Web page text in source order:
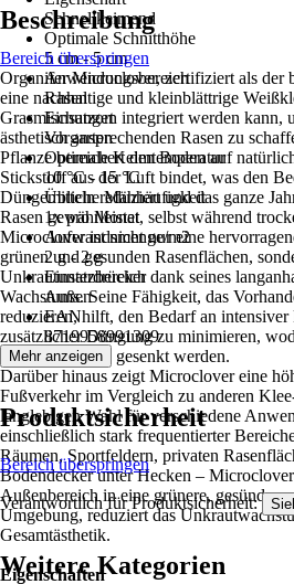
Schnellkeimend
Optimale Schnitthöhe
5 cm - 5 cm
Anwendungsbereich
Rasen
Einsatzort
Vorgarten
Optimale Keimtemperatur
10 °C - 15 °C
Übliche Mähhäufigkeit
1x pro Monat
Aufwandsmenge/m2
2 g - 2 g
Einsatzbereich
Außen
EAN
8719958991309
Beschreibung
Bereich überspringen
Organifer Microclover, zertifiziert als der
eine nachhaltige und kleinblättrige
Grasmischungen integriert werden kann,
ästhetisch ansprechenden Rasen zu
Pflanze bereichert den Boden auf
Stickstoff aus der Luft bindet, was den
Düngemitteln reduziert und das ganze
Rasen gewährleistet, selbst während
Microclover ist nicht nur eine
grünen und gesunden Rasenflächen,
Unkrautunterdrücker dank seines
Wachstums. Seine Fähigkeit, das
reduzieren, hilft, den Bedarf an intensiver
zusätzlicher Düngung zu minimieren,
die Rasenpflege gesenkt werden.
Darüber hinaus zeigt Microclover eine
Fußverkehr im Vergleich zu anderen
langlebigen Wahl für verschiedene
einschließlich stark frequentierter
Räumen, Sportfeldern, privaten
Bodendecker unter Hecken –
Außenbereich in eine grünere, gesündere
Umgebung, reduziert das
Gesamtästhetik.
Eigenschaften
Mehr anzeigen
Produktsicherheit
Bereich überspringen
Verantwortlich für Produktsicherheit:
Weitere Kategorien